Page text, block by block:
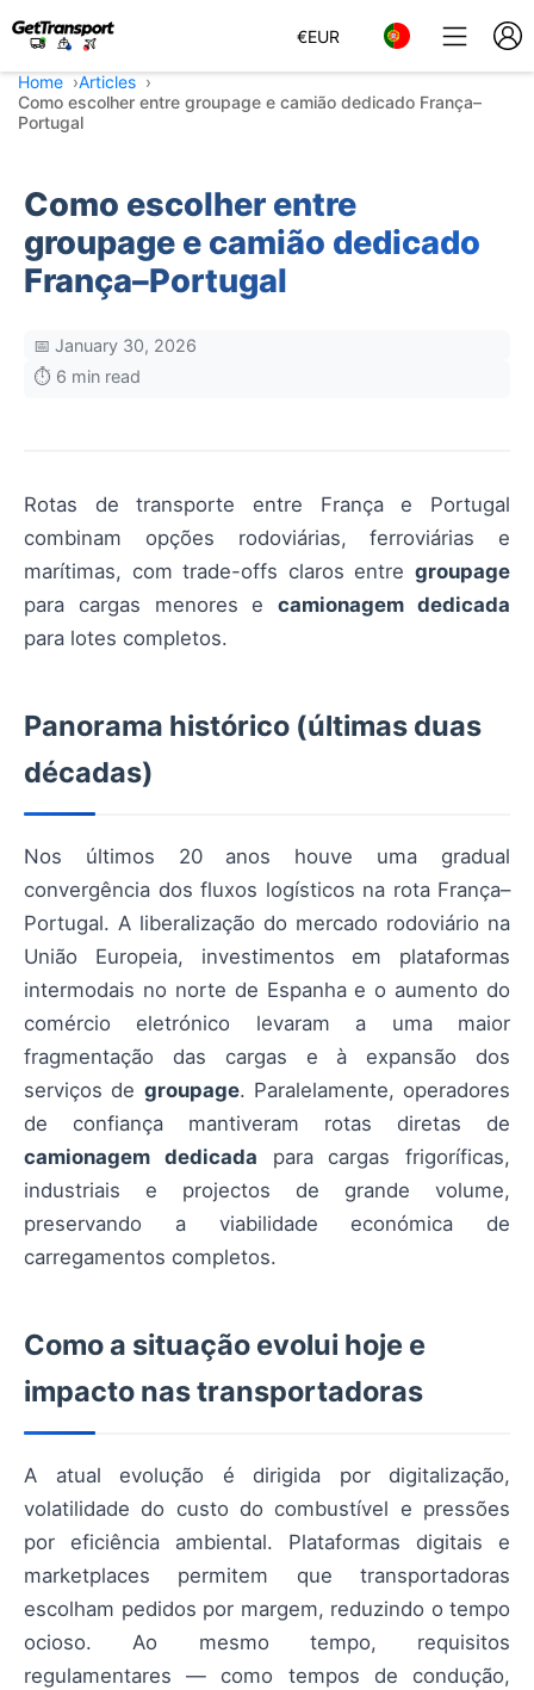
€EUR
Home
Articles
Como escolher entre groupage e camião dedicado França–
Portugal
Como escolher entre
groupage e camião dedicado
França–Portugal
📅 January 30, 2026
⏱️ 6 min read
Rotas de transporte entre França e Portugal
combinam opções rodoviárias, ferroviárias e
marítimas, com trade-offs claros entre groupage
para cargas menores ecamionagem dedicada
para lotes completos.
Panorama histórico (últimas duas
décadas)
Nos últimos 20 anos houve uma gradual
convergência dos fluxos logísticos na rota França–
Portugal. A liberalização do mercado rodoviário na
União Europeia, investimentos em plataformas
intermodais no norte de Espanha e o aumento do
comércio eletrónico levaram a uma maior
fragmentação das cargas e à expansão dos
serviços de groupage. Paralelamente, operadores
de confiança mantiveram rotas diretas de
camionagem dedicada para cargas frigoríficas,
industriais e projectos de grande volume,
preservando a viabilidade económica de
carregamentos completos.
Como a situação evolui hoje e
impacto nas transportadoras
A atual evolução é dirigida por digitalização,
volatilidade do custo do combustível e pressões
por eficiência ambiental. Plataformas digitais e
marketplaces permitem que transportadoras
escolham pedidos por margem, reduzindo o tempo
ocioso. Ao mesmo tempo, requisitos
regulamentares — como tempos de condução,